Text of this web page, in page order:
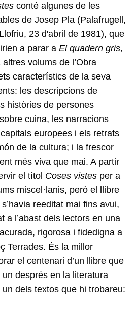
conté algunes de les
de Josep Pla (Palafrugell,
23 d'abril de 1981), que
a parar a El quadern gris,
altres volums de l’Obra
característics de la seva
les descripcions de
històries de persones
cuina, les narracions
europees i els retrats
de la cultura; i la frescor
més viva que mai. A partir
el títol Coses vistes per a
miscel·lanis, però el llibre
reeditat mai fins avui,
a l’abast dels lectors en una
rigorosa i fidedigna a
Terrades. És la millor
el centenari d’un llibre que
després en la literatura
dels textos que hi trobareu: